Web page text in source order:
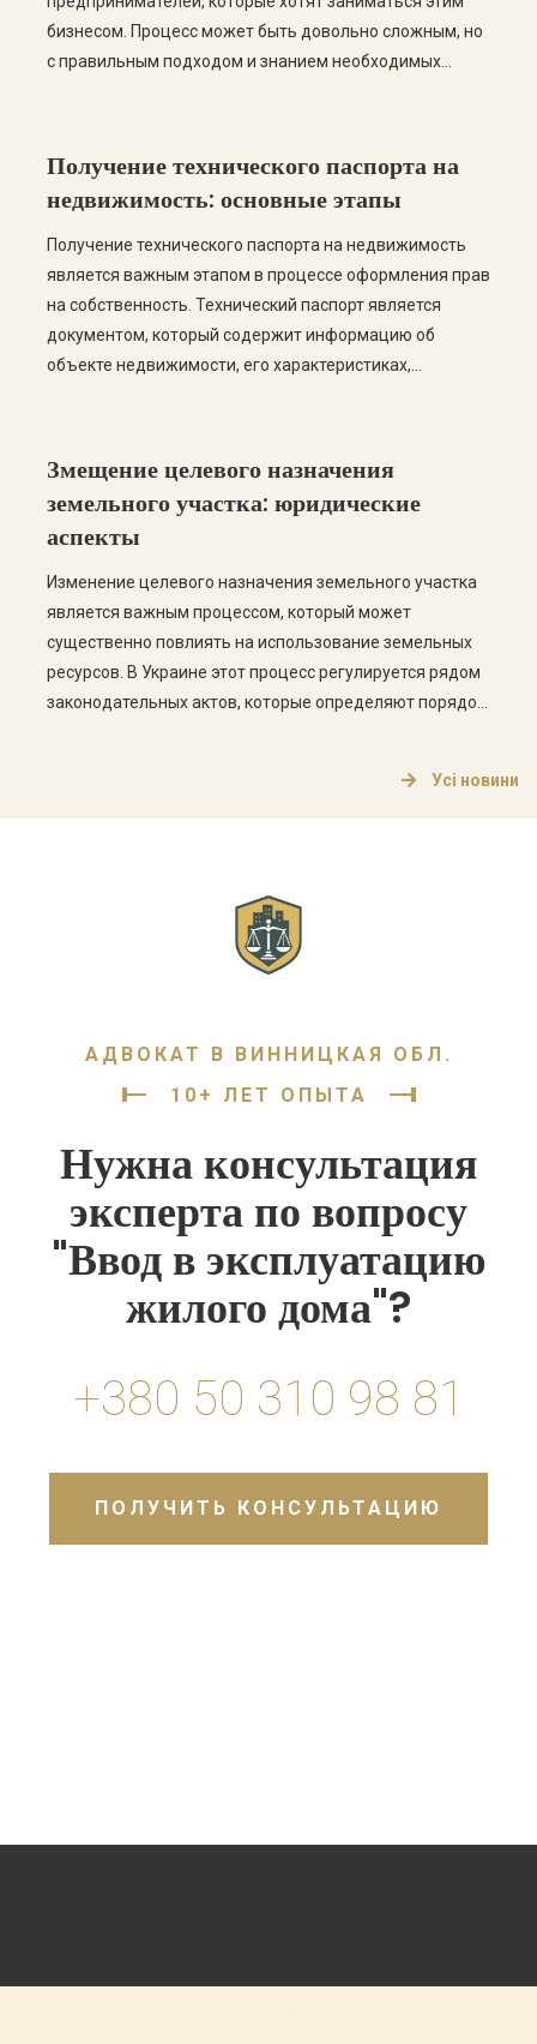
бизнесом. Процесс может быть довольно сложным, но
с правильным подходом и знанием необходимых
ответим на самые частые вопросы. […]
Получение технического паспорта на
недвижимость: основные этапы
Получение технического паспорта на недвижимость
является важным этапом в процессе оформления прав
на собственность. Технический паспорт является
документом, который содержит информацию об
объекте недвижимости, его характеристиках,
распространенные вопросы по этой теме. Этапы
получения технического […]
Змещение целевого назначения
земельного участка: юридические
аспекты
Изменение целевого назначения земельного участка
является важным процессом, который может
существенно повлиять на использование земельных
ресурсов. В Украине этот процесс регулируется рядом
законодательных актов, которые определяют порядок
такое целевое назначение земельного участка?
Усі новини
АДВОКАТ В ВИННИЦКАЯ ОБЛ.
10+ ЛЕТ ОПЫТА
Нужна консультация
эксперта по вопросу
"Ввод в эксплуатацию
жилого дома"?
+380 50 310 98 81
ПОЛУЧИТЬ КОНСУЛЬТАЦИЮ